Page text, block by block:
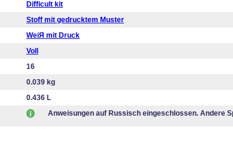
Difficult kit
Stoff mit gedrucktem Muster
WeiЯ mit Druck
Voll
16
0.039 kg
0.436 L
Anweisungen auf Russisch eingeschlossen. Andere